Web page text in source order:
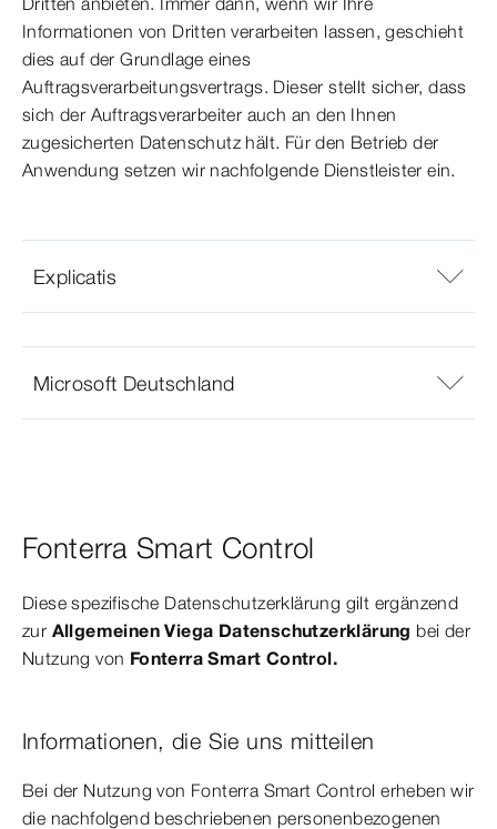
Informationen von Dritten verarbeiten lassen, geschieht
dies auf der Grundlage eines
Auftragsverarbeitungsvertrags. Dieser stellt sicher, dass
sich der Auftragsverarbeiter auch an den Ihnen
zugesicherten Datenschutz hält. Für den Betrieb der
Anwendung setzen wir nachfolgende Dienstleister ein.
Explicatis
Microsoft Deutschland
Fonterra Smart Control
Diese spezifische Datenschutzerklärung gilt ergänzend
zur Allgemeinen Viega Datenschutzerklärung bei der
Nutzung von Fonterra Smart Control.
Informationen, die Sie uns mitteilen
Bei der Nutzung von Fonterra Smart Control erheben wir
die nachfolgend beschriebenen personenbezogenen